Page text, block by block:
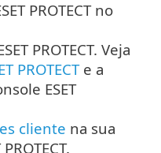
PROTECT no
PROTECT. Veja
PROTECTe a
ESET
cliente na sua